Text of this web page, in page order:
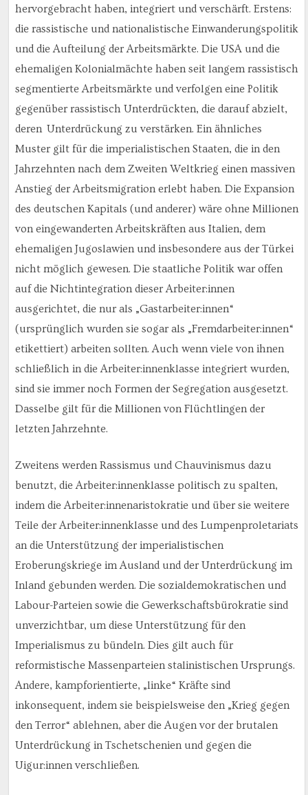
hervorgebracht haben, integriert und verschärft. Erstens:
die rassistische und nationalistische Einwanderungspolitik
und die Aufteilung der Arbeitsmärkte. Die USA und die
ehemaligen Kolonialmächte haben seit langem rassistisch
segmentierte Arbeitsmärkte und verfolgen eine Politik
gegenüber rassistisch Unterdrückten, die darauf abzielt,
deren Unterdrückung zu verstärken. Ein ähnliches
Muster gilt für die imperialistischen Staaten, die in den
Jahrzehnten nach dem Zweiten Weltkrieg einen massiven
Anstieg der Arbeitsmigration erlebt haben. Die Expansion
des deutschen Kapitals (und anderer) wäre ohne Millionen
von eingewanderten Arbeitskräften aus Italien, dem
ehemaligen Jugoslawien und insbesondere aus der Türkei
nicht möglich gewesen. Die staatliche Politik war offen
auf die Nichtintegration dieser Arbeiter:innen
ausgerichtet, die nur als „Gastarbeiter:innen“
(ursprünglich wurden sie sogar als „Fremdarbeiter:innen“
etikettiert) arbeiten sollten. Auch wenn viele von ihnen
schließlich in die Arbeiter:innenklasse integriert wurden,
sind sie immer noch Formen der Segregation ausgesetzt.
Dasselbe gilt für die Millionen von Flüchtlingen der
letzten Jahrzehnte.
Zweitens werden Rassismus und Chauvinismus dazu
benutzt, die Arbeiter:innenklasse politisch zu spalten,
indem die Arbeiter:innenaristokratie und über sie weitere
Teile der Arbeiter:innenklasse und des Lumpenproletariats
an die Unterstützung der imperialistischen
Eroberungskriege im Ausland und der Unterdrückung im
Inland gebunden werden. Die sozialdemokratischen und
Labour-Parteien sowie die Gewerkschaftsbürokratie sind
unverzichtbar, um diese Unterstützung für den
Imperialismus zu bündeln. Dies gilt auch für
reformistische Massenparteien stalinistischen Ursprungs.
Andere, kampforientierte, „linke“ Kräfte sind
inkonsequent, indem sie beispielsweise den „Krieg gegen
den Terror“ ablehnen, aber die Augen vor der brutalen
Unterdrückung in Tschetschenien und gegen die
Uigur:innen verschließen.